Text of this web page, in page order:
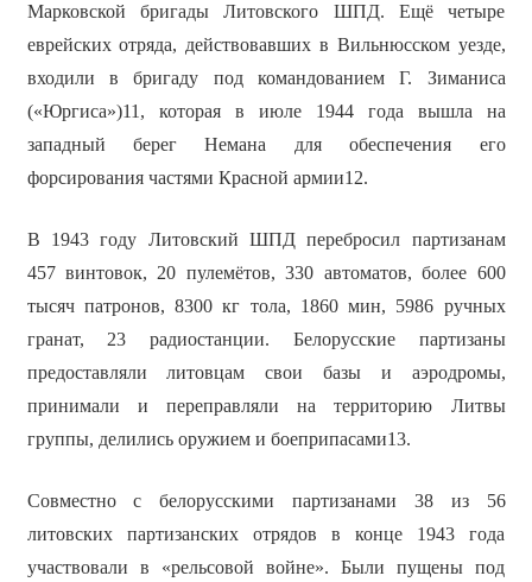
Марковской бригады Литовского ШПД. Ещё четыре
еврейских отряда, действовавших в Вильнюсском уезде,
входили в бригаду под командованием Г. Зиманиса
(«Юргиса»)11, которая в июле 1944 года вышла на
западный берег Немана для обеспечения его
форсирования частями Красной армии12.
В 1943 году Литовский ШПД перебросил партизанам
457 винтовок, 20 пулемётов, 330 автоматов, более 600
тысяч патронов, 8300 кг тола, 1860 мин, 5986 ручных
гранат, 23 радиостанции. Белорусские партизаны
предоставляли литовцам свои базы и аэродромы,
принимали и переправляли на территорию Литвы
группы, делились оружием и боеприпасами13.
Совместно с белорусскими партизанами 38 из 56
литовских партизанских отрядов в конце 1943 года
участвовали в «рельсовой войне». Были пущены под